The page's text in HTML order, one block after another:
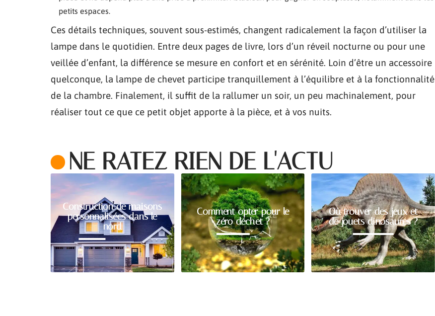
petits espaces.
Ces détails techniques, souvent sous-estimés, changent radicalement la façon d’utiliser la
lampe dans le quotidien. Entre deux pages de livre, lors d’un réveil nocturne ou pour une
veillée d’enfant, la différence se mesure en confort et en sérénité. Loin d’être un accessoire
quelconque, la lampe de chevet participe tranquillement à l’équilibre et à la fonctionnalité
de la chambre. Finalement, il suffit de la rallumer un soir, un peu machinalement, pour
réaliser tout ce que ce petit objet apporte à la pièce, et à vos nuits.
NE RATEZ RIEN DE L'ACTU
Construction de maisons
personnalisées dans le
nord
Comment opter pour le
zéro déchet ?
Où trouver des jeux et
de jouets dinosaures ?